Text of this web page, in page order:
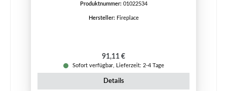
Produktnummer: 01022534
Hersteller: Fireplace
Regulärer Preis:
91,11 €
Sofort verfügbar, Lieferzeit: 2-4 Tage
Details